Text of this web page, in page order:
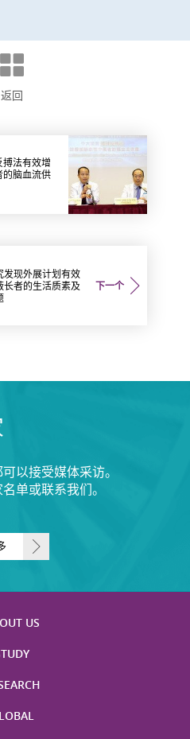
返回
搏法有效增
的脑血流供
下一个
发现外展计划有效
长者的生活质素及
以接受媒体采访。
单或联系我们。
US